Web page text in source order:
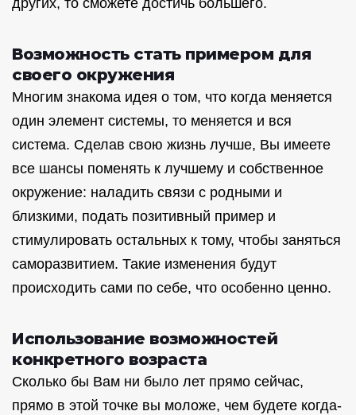
других, то сможете достичь большего.
Возможность стать примером для
своего окружения
Многим знакома идея о том, что когда меняется
один элемент системы, то меняется и вся
система. Сделав свою жизнь лучше, Вы имеете
все шансы поменять к лучшему и собственное
окружение: наладить связи с родными и
близкими, подать позитивный пример и
стимулировать остальных к тому, чтобы заняться
саморазвитием. Такие изменения будут
происходить сами по себе, что особенно ценно.
Использование возможностей
конкретного возраста
Сколько бы Вам ни было лет прямо сейчас,
прямо в этой точке вы моложе, чем будете когда-